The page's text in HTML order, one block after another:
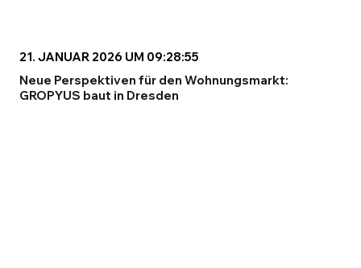
21. JANUAR 2026 UM 09:28:55
Neue Perspektiven für den Wohnungsmarkt:
GROPYUS baut in Dresden